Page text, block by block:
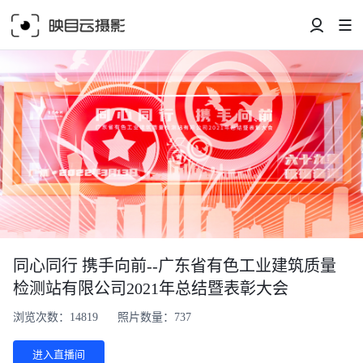
同心同行 携手向前--广东省有色工业建筑质量
检测站有限公司2021年总结暨表彰大会
浏览次数：14819 照片数量：737
进入直播间